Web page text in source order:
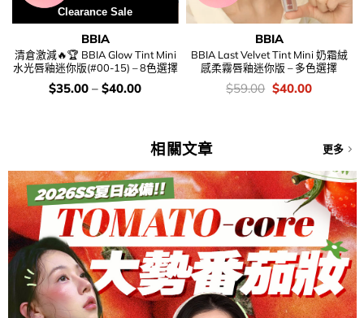
Clearance Sale
BBIA
清倉激減🔥🏆 BBIA Glow Tint Mini
水光唇釉迷你版(#00-15) – 8色選擇
價
錢：
$35.00 – $40.00
BBIA
BBIA Last Velvet Tint Mini 奶霜絨
感柔霧唇釉迷你版 – 多色選擇
價
錢：
$59.00 Original
price
$40.00Current
相關文章 更多